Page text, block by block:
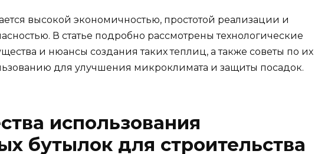
высокой экономичностью, простотой реализации и
В статье подробно рассмотрены технологические
и нюансы создания таких теплиц, а также советы по их
для улучшения микроклимата и защиты посадок.
использования
бутылок для строительства